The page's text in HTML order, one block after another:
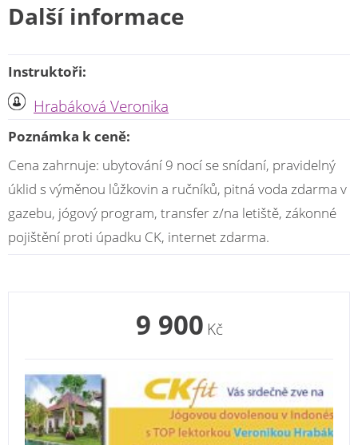
Další informace
Instruktoři:
Hrabáková Veronika
Poznámka k ceně:
Cena zahrnuje: ubytování 9 nocí se snídaní, pravidelný
úklid s výměnou lůžkovin a ručníků, pitná voda zdarma v
gazebu, jógový program, transfer z/na letiště, zákonné
pojištění proti úpadku CK, internet zdarma.
9 900 Kč